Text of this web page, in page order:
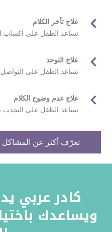

علاج تأخر الكلام
نساعد الطفل على اكساب

علاج التوحد
نساعد الطفل على

علاج عدم وضوح الكلام
نساعد الطفل على التحدث
تعرّف أكثر عن المشاكل
كادر عربي
ويساعدك